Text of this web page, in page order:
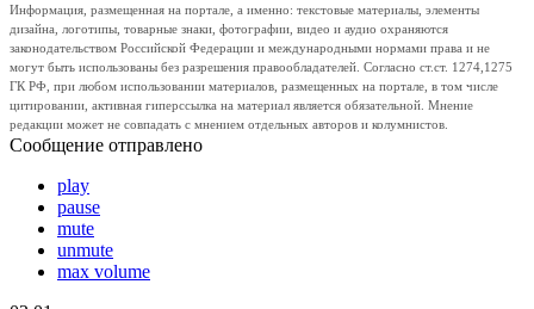
Информация, размещенная на портале, а именно: текстовые материалы, элементы
дизайна, логотипы, товарные знаки, фотографии, видео и аудио охраняются
законодательством Российской Федерации и международными нормами права и не
могут быть использованы без разрешения правообладателей. Согласно ст.ст. 1274,1275
ГК РФ, при любом использовании материалов, размещенных на портале, в том числе
цитировании, активная гиперссылка на материал является обязательной. Мнение
редакции может не совпадать с мнением отдельных авторов и колумнистов.
Сообщение отправлено
play
pause
mute
unmute
max volume